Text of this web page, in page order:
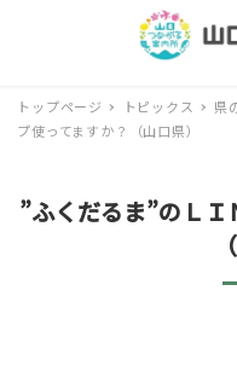
トップページ トピックス 県
プ使ってますか？（山口県）
”ふくだるま”のＬＩ